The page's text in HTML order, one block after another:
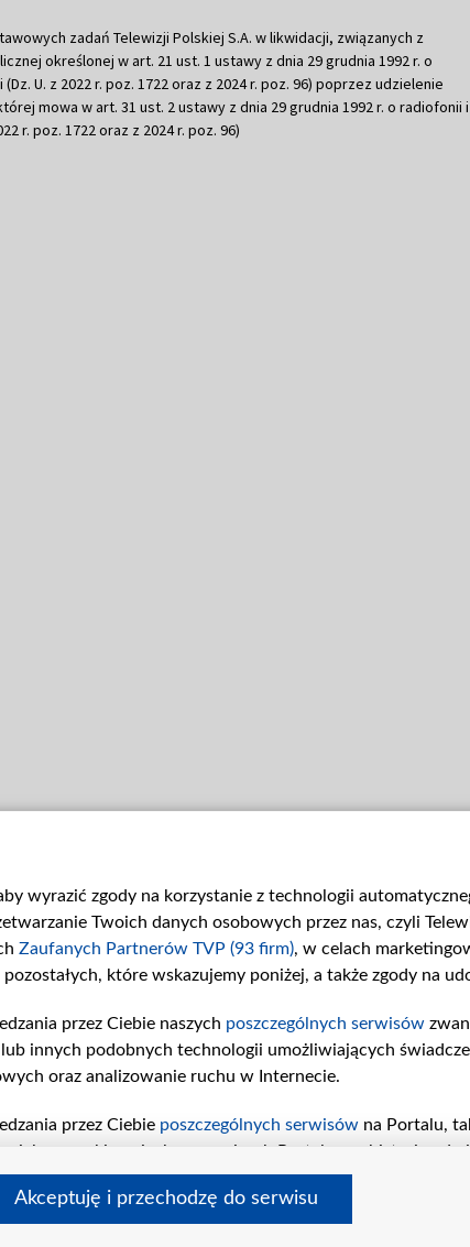
zadań Telewizji Polskiej S.A. w likwidacji, związanych z
określonej w art. 21 ust. 1 ustawy z dnia 29 grudnia 1992 r. o
U. z 2022 r. poz. 1722 oraz z 2024 r. poz. 96) poprzez udzielenie
mowa w art. 31 ust. 2 ustawy z dnia 29 grudnia 1992 r. o radiofonii i
r. poz. 1722 oraz z 2024 r. poz. 96)
wyrazić zgody na korzystanie z technologii
Twoich danych osobowych przez nas, czyli
Zaufanych Partnerów TVP (93 firm), w celach
które wskazujemy poniżej, a także zgody na
przez Ciebie naszych poszczególnych serwisów
innych podobnych technologii umożliwiających
oraz analizowanie ruchu w Internecie.
przez Ciebie poszczególnych serwisów na Portalu,
wyszukiwaniach w serwisach Portalu czy historia
następujących celów i funkcji: przechowywania
profilu spersonalizowanych reklam, tworzenia profilu
Akceptuję i przechodzę do serwisu